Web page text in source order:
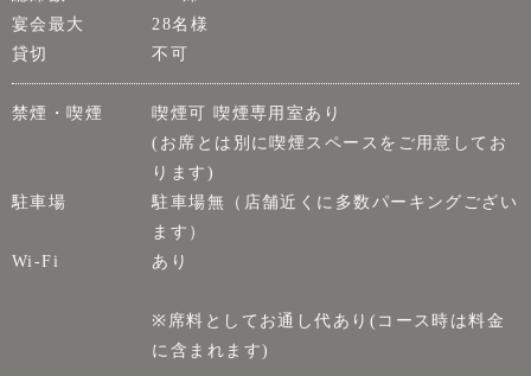
宴会最大
28名様
貸切
不可
禁煙・喫煙
喫煙可 喫煙専用室あり
(お席とは別に喫煙スペースをご用意してお
ります)
駐車場
駐車場無（店舗近くに多数パーキングござい
ます）
Wi-Fi
あり
※席料としてお通し代あり(コース時は料金
に含まれます)